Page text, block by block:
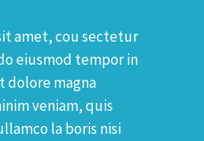
amet, cou sectetur
eiusmod tempor in
magna
veniam, quis
la boris nisi